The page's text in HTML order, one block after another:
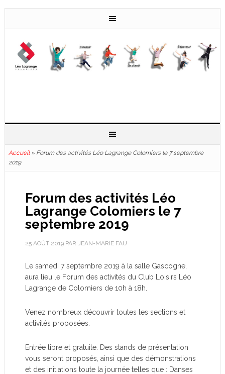
Accueil» Forum des activités Léo Lagrange Colomiers le 7 septembre
2019
Forum des activités Léo
Lagrange Colomiers le 7
septembre 2019
25 AOÛT 2019PAR JEAN-MARIE FAU
Le samedi 7 septembre 2019 à la salle Gascogne,
aura lieu le Forum des activités du Club Loisirs Léo
Lagrange de Colomiers de 10h à 18h.
Venez nombreux découvrir toutes les sections et
activités proposées.
Entrée libre et gratuite. Des stands de présentation
vous seront proposés, ainsi que des démonstrations
et des initiations toute la journée telles que : Danses